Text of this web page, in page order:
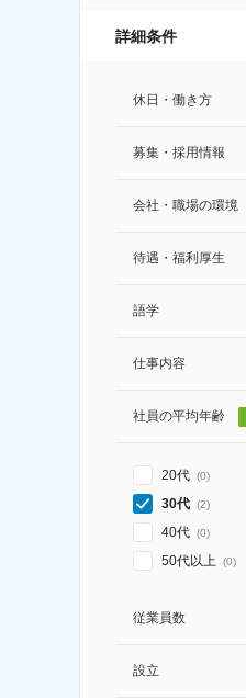
詳細条件
休日・働き方
募集・採用情報
会社・職場の環境
待遇・福利厚生
語学
仕事内容
社員の平均年齢
20代 (0)
30代 (2)
40代 (0)
50代以上 (0)
従業員数
設立
務・事務担当～開発部材の発注
AGC横浜テクニカルセンター 住所：神奈川県横浜市鶴見区末広町1-1 勤務地最寄駅：JR線／弁天橋駅 受動喫煙対策：敷地内喫煙可能場所あり 変更の範囲：無